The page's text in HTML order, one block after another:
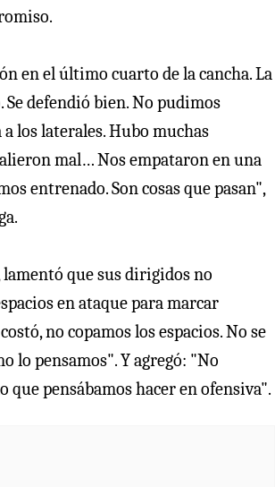
en el último cuarto de la cancha. La
defendió bien. No pudimos
a los laterales. Hubo muchas
mal… Nos empataron en una
entrenado. Son cosas que pasan",
que sus dirigidos no
en ataque para marcar
no copamos los espacios. No se
lo pensamos". Y agregó: "No
que pensábamos hacer en ofensiva".